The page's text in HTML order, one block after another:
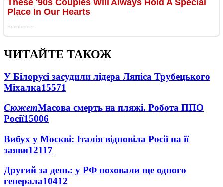
ЧИТАЙТЕ ТАКОЖ
У Білорусі засудили лідера Ляпіса Трубецького
Міхалка15571
СюжетМасова смерть на пляжі. Робота ППО
Росії15006
Вибух у Москві: Італія відповіла Росії на її
заяви12117
Другий за день: у РФ поховали ще одного
генерала10412